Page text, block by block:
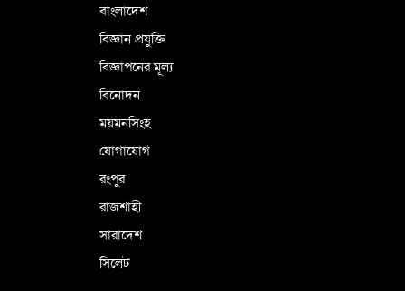
বাংলাদেশ
বিজ্ঞান প্রযুক্তি
বিজ্ঞাপনের মূল্য
বিনোদন
ময়মনসিংহ
যোগাযোগ
রংপুর
রাজশাহী
সারাদেশ
সিলেট